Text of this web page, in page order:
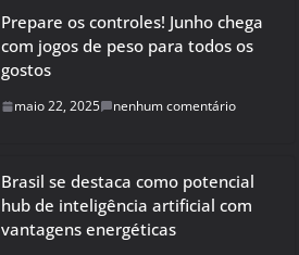
Prepare os controles! Junho chega
com jogos de peso para todos os
gostos
maio 22, 2025 nenhum comentário
Brasil se destaca como potencial
hub de inteligência artificial com
vantagens energéticas